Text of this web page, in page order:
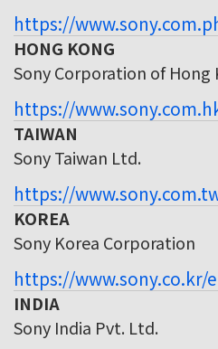
https://
HONG KONG
Sony Corporation of Hong
https://
TAIWAN
Sony Taiwan Ltd.
https://
KOREA
Sony Korea Corporation
https://
INDIA
Sony India Pvt. Ltd.